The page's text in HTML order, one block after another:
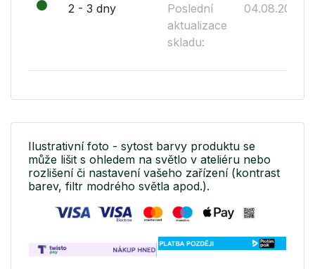
2 - 3 dny
Poslední
aktualizace
skladu:
04.08.2026
Ilustrativní foto - sytost barvy produktu se
může lišit s ohledem na světlo v ateliéru nebo
rozlišení či nastavení vašeho zařízení (kontrast
barev, filtr modrého světla apod.).